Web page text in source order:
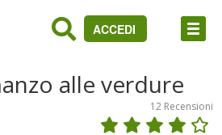
ACCEDI
alle verdure
12 Recensioni